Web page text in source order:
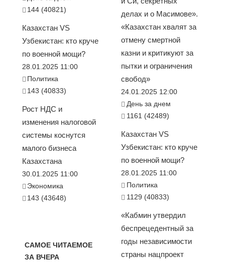
144 (40821)
Казахстан VS
Узбекистан: кто круче
по военной мощи?
28.01.2025 11:00
Политика
143 (40833)
Рост НДС и
изменения налоговой
системы коснутся
малого бизнеса
Казахстана
30.01.2025 11:00
Экономика
143 (43648)
САМОЕ ЧИТАЕМОЕ
ЗА ВЧЕРА
делах и о Масимове».
«Казахстан хвалят за
отмену смертной
казни и критикуют за
пытки и ограничения
свобод»
24.01.2025 12:00
День за днем
1161 (42489)
Казахстан VS
Узбекистан: кто круче
по военной мощи?
28.01.2025 11:00
Политика
1129 (40833)
«Кабмин утвердил
беспрецедентный за
годы независимости
страны нацпроект